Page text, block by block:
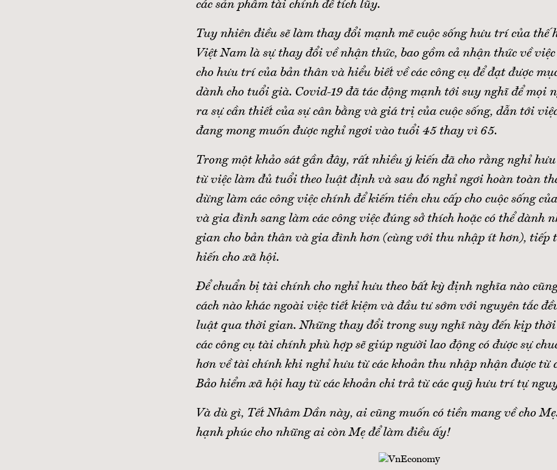
các sản phẩm tài chính để tích lũy.
Tuy nhiên điều sẽ làm thay đổi mạnh mẽ cuộc sống hưu trí của thế
Việt Nam là sự thay đổi về nhận thức, bao gồm cả nhận thức về
cho hưu trí của bản thân và hiểu biết về các công cụ để đạt được
dành cho tuổi già. Covid-19 đã tác động mạnh tới suy nghĩ để mọi
ra sự cần thiết của sự cân bằng và giá trị của cuộc sống, dẫn tới
đang mong muốn được nghỉ ngơi vào tuổi 45 thay vì 65.
Trong một khảo sát gần đây, rất nhiều ý kiến đã cho rằng nghỉ
từ việc làm đủ tuổi theo luật định và sau đó nghỉ ngơi hoàn toàn
dừng làm các công việc chính để kiếm tiền chu cấp cho cuộc sống
và gia đình sang làm các công việc đúng sở thích hoặc có thể dành
gian cho bản thân và gia đình hơn (cùng với thu nhập ít hơn), tiếp
hiến cho xã hội.
Để chuẩn bị tài chính cho nghỉ hưu theo bất kỳ định nghĩa nào
cách nào khác ngoài việc tiết kiệm và đầu tư sớm với nguyên tắc
luật qua thời gian. Những thay đổi trong suy nghĩ này đến kịp
các công cụ tài chính phù hợp sẽ giúp người lao động có được sự
hơn về tài chính khi nghỉ hưu từ các khoản thu nhập nhận được từ
Bảo hiểm xã hội hay từ các khoản chi trả từ các quỹ hưu trí tự
Và dù gì, Tết Nhâm Dần này, ai cũng muốn có tiền mang về cho
hạnh phúc cho những ai còn Mẹ để làm điều ấy!